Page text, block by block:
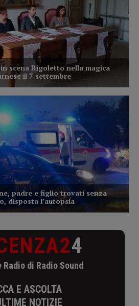
4
di Radio Sound
E ASCOLTA
NOTIZIE